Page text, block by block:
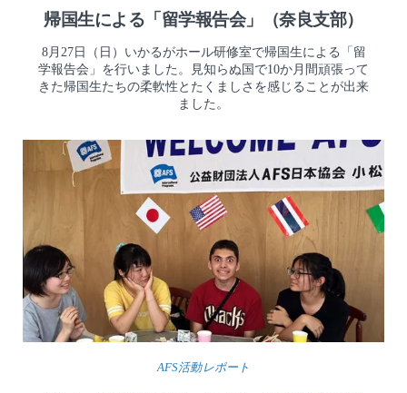
帰国生による「留学報告会」（奈良支部）
8月27日（日）いかるがホール研修室で帰国生による「留
学報告会」を行いました。見知らぬ国で10か月間頑張って
きた帰国生たちの柔軟性とたくましさを感じることが出来
ました。
AFS活動レポート